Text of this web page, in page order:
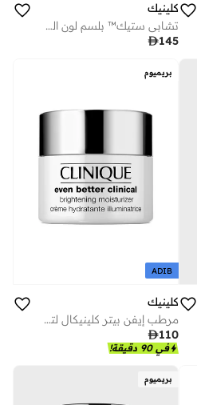
كلينيك
تشابي ستيك™ بلسم لون الخدود – جراندست جوافا
145
بريميوم
ADIB
كلينيك
مرطب إيفن بيتر كلينيكال لتفتيح البشرة 15 مل
110
في 90 دقيقة!
بريميوم